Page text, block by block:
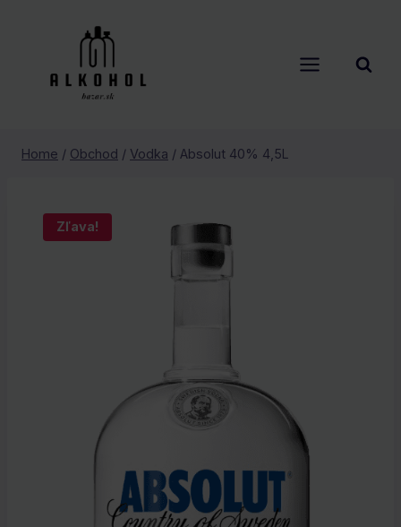
Home / Obchod / Vodka / Absolut 40% 4,5L
Zľava!